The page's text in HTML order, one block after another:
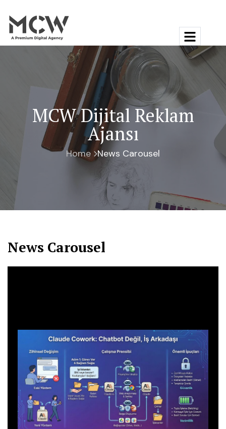
MCW Dijital Reklam
Ajansı
Home News Carousel
News Carousel